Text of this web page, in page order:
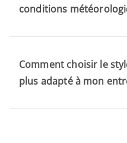
conditions
Comment choisir le
plus adapté à mon